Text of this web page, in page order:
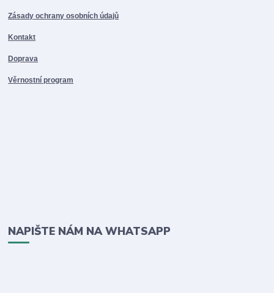
Zásady ochrany osobních údajů
Kontakt
Doprava
Věrnostní program
NAPIŠTE NÁM NA WHATSAPP